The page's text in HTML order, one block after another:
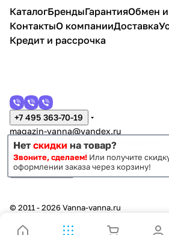
КаталогБрендыГарантияОбмен и
КонтактыО компанииДоставка
Кредит и рассрочка
+7 495 363-70-19
magazin-vanna@yandex.ru
г. Москва, Митино, улица Пятницкое
Темная тема Конфиденциальность
© 2011 - 2026 Vanna-vanna.ru
Нет скидки на товар?
Звоните, сделаем! Или получите
оформлении заказа через корзину!